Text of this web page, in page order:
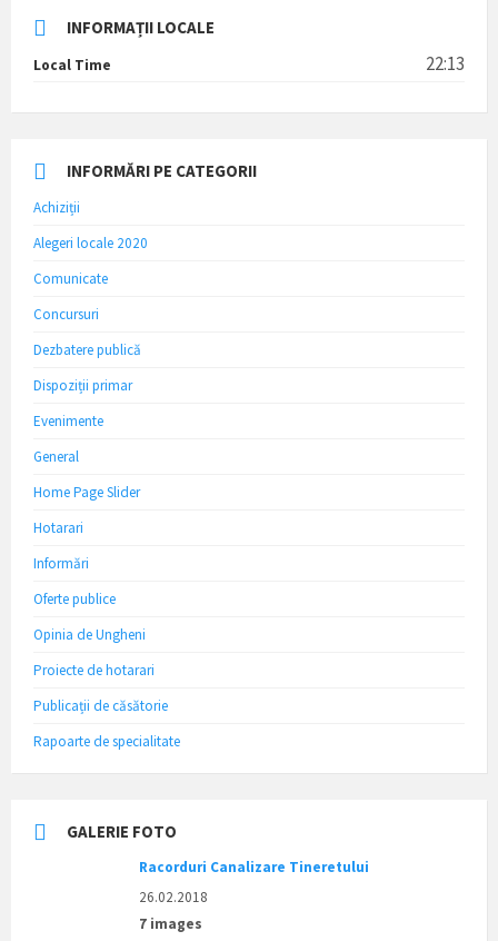
INFORMAȚII LOCALE
Local Time 22:13
INFORMĂRI PE CATEGORII
Achiziții
Alegeri locale 2020
Comunicate
Concursuri
Dezbatere publică
Dispoziții primar
Evenimente
General
Home Page Slider
Hotarari
Informări
Oferte publice
Opinia de Ungheni
Proiecte de hotarari
Publicații de căsătorie
Rapoarte de specialitate
GALERIE FOTO
Racorduri Canalizare Tineretului
26.02.2018
7 images